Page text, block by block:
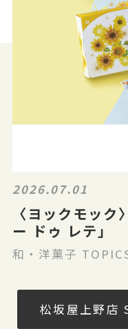
2026.07.01
〈ヨックモッ
ー ドゥ レテ」
和・洋菓子
松坂屋上野店